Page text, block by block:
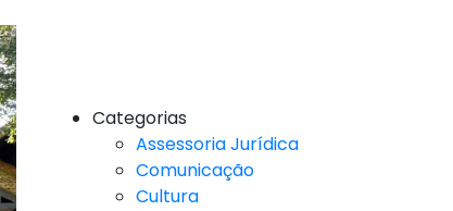
Categorias
Assessoria Jurídica
Comunicação
Cultura